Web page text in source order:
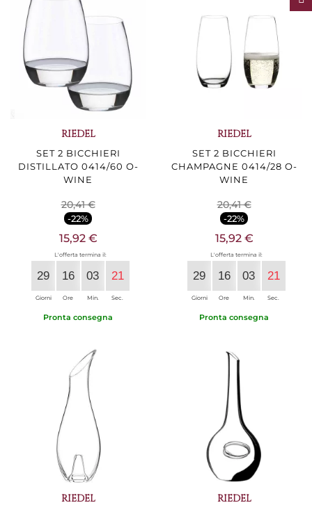
RIEDEL
SET 2 BICCHIERI
DISTILLATO 0414/60 O-
WINE
20,41 €
-22%
15,92 €
L'offerta termina il:
29
Giorni
16
Ore
03
Min.
20
Sec.
Pronta consegna
RIEDEL
SET 2 BICCHIERI
CHAMPAGNE 0414/28 O-
WINE
20,41 €
-22%
15,92 €
L'offerta termina il:
29
Giorni
16
Ore
03
Min.
20
Sec.
Pronta consegna
RIEDEL RIEDEL